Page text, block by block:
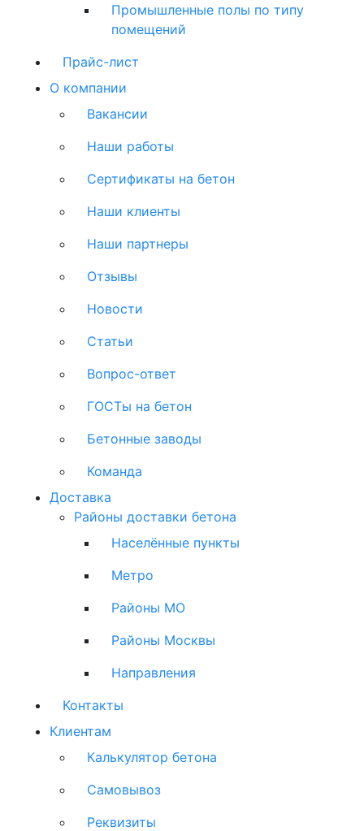
Промышленные полы по типу
помещений
Прайс-лист
О компании
Вакансии
Наши работы
Сертификаты на бетон
Наши клиенты
Наши партнеры
Отзывы
Новости
Статьи
Вопрос-ответ
ГОСТы на бетон
Бетонные заводы
Команда
Доставка
Районы доставки бетона
Населённые пункты
Метро
Районы МО
Районы Москвы
Направления
Контакты
Клиентам
Калькулятор бетона
Самовывоз
Реквизиты